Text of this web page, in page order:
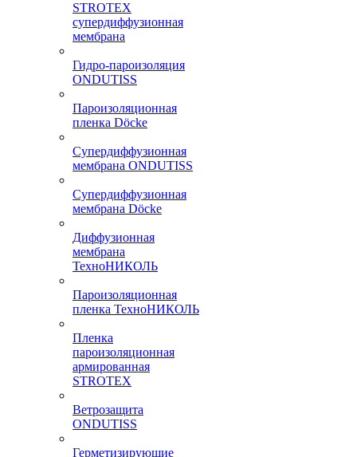
STROTEX
супердиффузионная
мембрана
Гидро-пароизоляция
ONDUTISS
Пароизоляционная
пленка Döcke
Супердиффузионная
мембрана ONDUTISS
Супердиффузионная
мембрана Döcke
Диффузионная
мембрана
ТехноНИКОЛЬ
Пароизоляционная
пленка ТехноНИКОЛЬ
Пленка
пароизоляционная
армированная
STROTEX
Ветрозащита
ONDUTISS
Герметизирующие